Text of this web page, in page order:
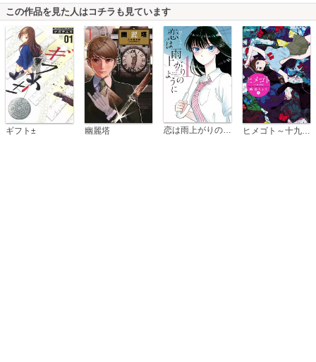
この作品を見た人はコチラも見ています
ギフト± 幽麗塔 恋は雨上がりのように